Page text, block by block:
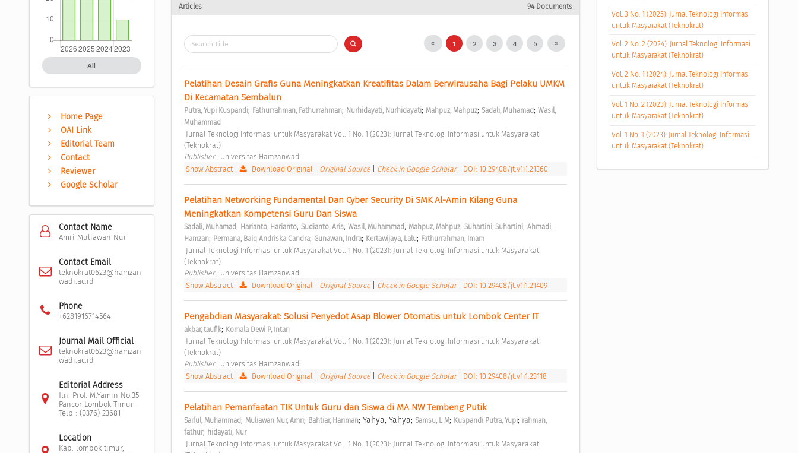
All
Home Page
OAI Link
Editorial Team
Contact
Reviewer
Google Scholar
Contact Name
Amri Muliawan Nur
Contact Email
teknokrat0623@hamzan
wadi.ac.id
Phone
+6281916714564
Journal Mail Official
teknokrat0623@hamzan
wadi.ac.id
Editorial Address
Jln. Prof. M.Yamin No.35
Pancor Lombok Timur
Telp : (0376) 23681
Location
Kab. lombok timur,
Articles 94 Documents
1 2 3 4 5
Pelatihan Desain Grafis Guna Meningkatkan Kreatifitas Dalam Berwirausaha Bagi Pelaku UMKM
Di Kecamatan Sembalun
Putra, Yupi Kuspandi; Fathurrahman, Fathurrahman; Nurhidayati, Nurhidayati; Mahpuz, Mahpuz; Sadali, Muhamad; Wasil,
Muhammad
(Teknokrat)
Publisher : Universitas Hamzanwadi
Show Abstract| Download Original Original Source Check in Google Scholar DOI: 10.29408/jt.v1i1.21360
Pelatihan Networking Fundamental Dan Cyber Security Di SMK Al-Amin Kilang Guna
Meningkatkan Kompetensi Guru Dan Siswa
Sadali, Muhamad; Harianto, Harianto; Sudianto, Aris; Wasil, Muhammad; Mahpuz, Mahpuz; Suhartini, Suhartini; Ahmadi,
Hamzan; Permana, Baiq Andriska Candra; Gunawan, Indra; Kertawijaya, Lalu; Fathurrahman, Imam
(Teknokrat)
Publisher : Universitas Hamzanwadi
Show Abstract| Download Original Original Source Check in Google Scholar DOI: 10.29408/jt.v1i1.21409
Pengabdian Masyarakat: Solusi Penyedot Asap Blower Otomatis untuk Lombok Center IT
akbar, taufik; Komala Dewi P, Intan
(Teknokrat)
Publisher : Universitas Hamzanwadi
Show Abstract| Download Original Original Source Check in Google Scholar DOI: 10.29408/jt.v1i1.23118
Pelatihan Pemanfaatan TIK Untuk Guru dan Siswa di MA NW Tembeng Putik
Saiful, Muhammad; Muliawan Nur, Amri; Bahtiar, Hariman; Yahya, Yahya; Samsu, L M; Kuspandi Putra, Yupi; rahman,
fathur; hidayati, Nur
Vol. 3 No. 1 (2025): Jurnal Teknologi Informasi
untuk Masyarakat (Teknokrat)
Vol. 2 No. 2 (2024): Jurnal Teknologi Informasi
untuk Masyarakat (Teknokrat)
Vol. 2 No. 1 (2024): Jurnal Teknologi Informasi
untuk Masyarakat (Teknokrat)
Vol. 1 No. 2 (2023): Jurnal Teknologi Informasi
untuk Masyarakat (Teknokrat)
Vol. 1 No. 1 (2023): Jurnal Teknologi Informasi
untuk Masyarakat (Teknokrat)